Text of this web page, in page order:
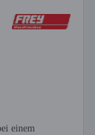
einem